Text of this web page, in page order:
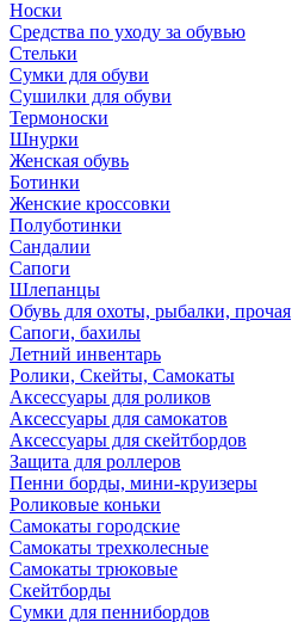
Носки
Средства по уходу за обувью
Стельки
Сумки для обуви
Сушилки для обуви
Термоноски
Шнурки
Женская обувь
Ботинки
Женские кроссовки
Полуботинки
Сандалии
Сапоги
Шлепанцы
Обувь для охоты, рыбалки, прочая
Сапоги, бахилы
Летний инвентарь
Ролики, Скейты, Самокаты
Аксессуары для роликов
Аксессуары для самокатов
Аксессуары для скейтбордов
Защита для роллеров
Пенни борды, мини-круизеры
Роликовые коньки
Самокаты городские
Самокаты трехколесные
Самокаты трюковые
Скейтборды
Сумки для пеннибордов